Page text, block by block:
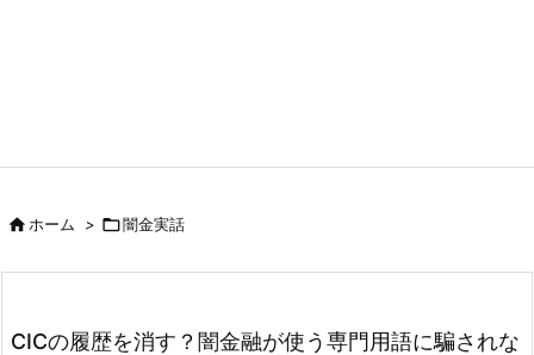
 ホーム >  闇金実話
CICの履歴を消す？闇金融が使う専門用語に騙されな